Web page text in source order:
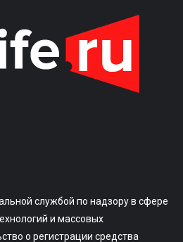
службой по надзору в сфере
и массовых
о регистрации средства